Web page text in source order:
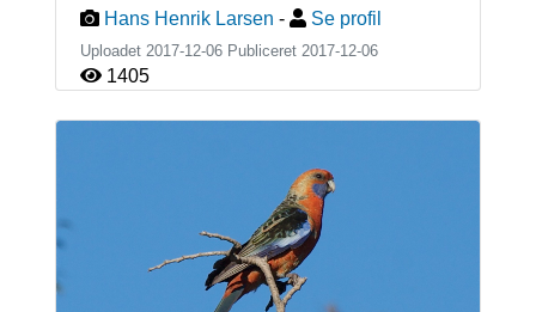
Hans Henrik Larsen - Se profil
Uploadet 2017-12-06 Publiceret 2017-12-06
1405